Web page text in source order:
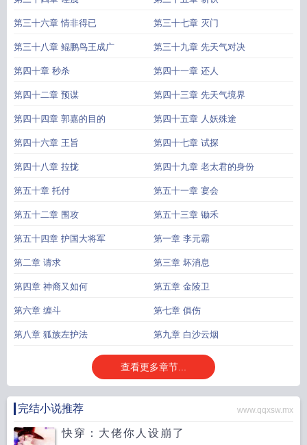
第三十六章 情非得已 第三十七章 灭门
第三十八章 鲲鹏鸟王成广 第三十九章 先天气对决
第四十章 秒杀 第四十一章 还人
第四十二章 预谋 第四十三章 先天气境界
第四十四章 郭嘉的目的 第四十五章 人妖殊途
第四十六章 王旨 第四十七章 试探
第四十八章 拉拢 第四十九章 老太君的身份
第五十章 托付 第五十一章 宴会
第五十二章 围攻 第五十三章 锄禾
第五十四章 护国大将军 第一章 李元霸
第二章 请求 第三章 坏消息
第四章 神裔又如何 第五章 金陵卫
第六章 缠斗 第七章 俱伤
第八章 狐族左护法 第九章 白沙云烟
查看更多章节...
完结小说推荐 www.qqxsw.mx
快穿：大佬你人设崩了